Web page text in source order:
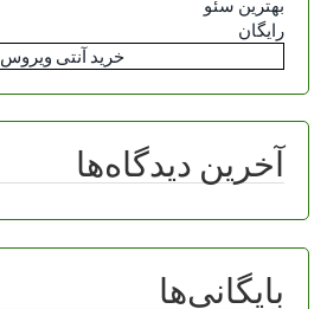
رایگان
خرید آنتی ویروس
آخرین دیدگاه‌ها
بایگانی‌ها